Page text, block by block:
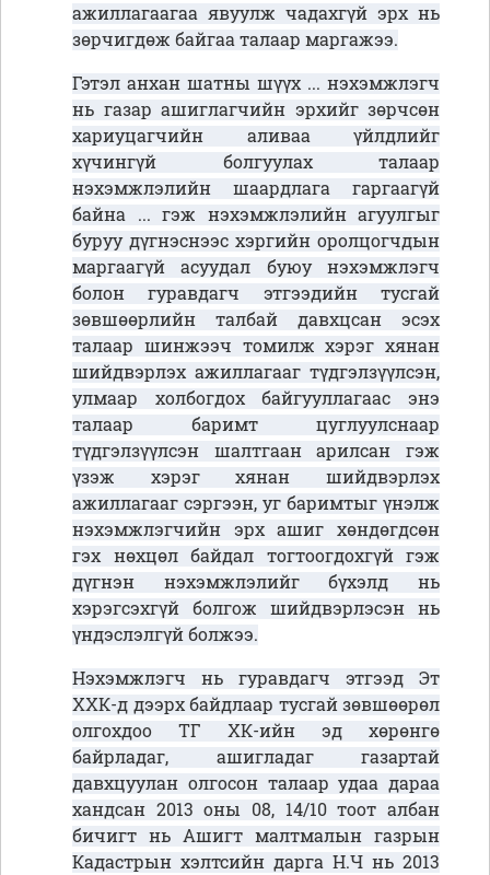
ажиллагаагаа явуулж чадахгүй эрх нь
зөрчигдөж байгаа талаар маргажээ.
Гэтэл анхан шатны шүүх ... нэхэмжлэгч
нь газар ашиглагчийн эрхийг зөрчсөн
хариуцагчийн аливаа үйлдлийг
хүчингүй болгуулах талаар
нэхэмжлэлийн шаардлага гаргаагүй
байна ... гэж нэхэмжлэлийн агуулгыг
буруу дүгнэснээс хэргийн оролцогчдын
маргаагүй асуудал буюу нэхэмжлэгч
болон гуравдагч этгээдийн тусгай
зөвшөөрлийн талбай давхцсан эсэх
талаар шинжээч томилж хэрэг хянан
шийдвэрлэх ажиллагааг түдгэлзүүлсэн,
улмаар холбогдох байгууллагаас энэ
талаар баримт цуглуулснаар
түдгэлзүүлсэн шалтгаан арилсан гэж
үзэж хэрэг хянан шийдвэрлэх
ажиллагааг сэргээн, уг баримтыг үнэлж
нэхэмжлэгчийн эрх ашиг хөндөгдсөн
гэх нөхцөл байдал тогтоогдохгүй гэж
дүгнэн нэхэмжлэлийг бүхэлд нь
хэрэгсэхгүй болгож шийдвэрлэсэн нь
үндэслэлгүй болжээ.
Нэхэмжлэгч нь гуравдагч этгээд Эт
ХХК-д дээрх байдлаар тусгай зөвшөөрөл
олгохдоо ТГ ХК-ийн эд хөрөнгө
байрладаг, ашигладаг газартай
давхцуулан олгосон талаар удаа дараа
хандсан 2013 оны 08, 14/10 тоот албан
бичигт нь Ашигт малтмалын газрын
Кадастрын хэлтсийн дарга Н.Ч нь 2013